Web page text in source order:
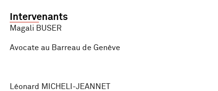
Intervenants
Magali BUSER
Avocate au Barreau de Genève
Léonard MICHELI-JEANNET